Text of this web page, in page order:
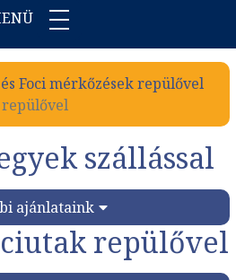
Foci mérkőzések repülővel
repülővel
szállással
ajánlataink
repülővel